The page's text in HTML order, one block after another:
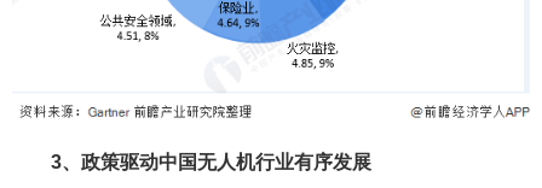
3、政策驱动中国无人机行业有序发展